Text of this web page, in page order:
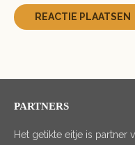
PARTNERS
Het getikte eitje is partner